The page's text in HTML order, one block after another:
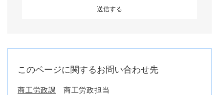
このページに関するお問い合わせ先
商工労政課 商工労政担当